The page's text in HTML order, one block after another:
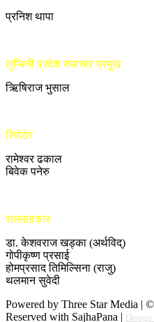
प्रनिश थापा
लुम्बिनी प्रदेश समाचार प्रमुख
ऋिषिराज भुसाल
रिपोर्टर
रामेश्वर ढकाल
बिवेक पनेरु
सल्लाहकार
डा. केशवराज खड्का (अर्थविद्)
गोपीकृष्ण प्रसाई
होमप्रसाद तिमिल्सिना (राजु)
थलमान सुवेदी
Powered by Three Star Media |
Reserved with SajhaPana |